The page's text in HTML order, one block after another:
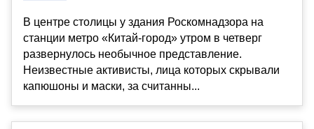
В центре столицы у здания Роскомнадзора на
станции метро «Китай-город» утром в четверг
развернулось необычное представление.
Неизвестные активисты, лица которых скрывали
капюшоны и маски, за считанны...